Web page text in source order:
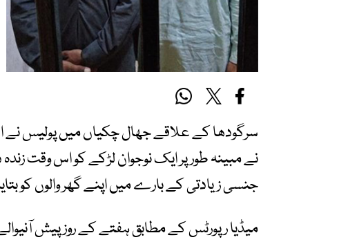
نے مبینہ طور پر ایک نوجوان لڑکے کو اس وقت
جنسی زیادتی کے بارے میں اپنے گھر والوں کو
میڈیا رپورٹس کے مطابق ہفتے کے روز پیش